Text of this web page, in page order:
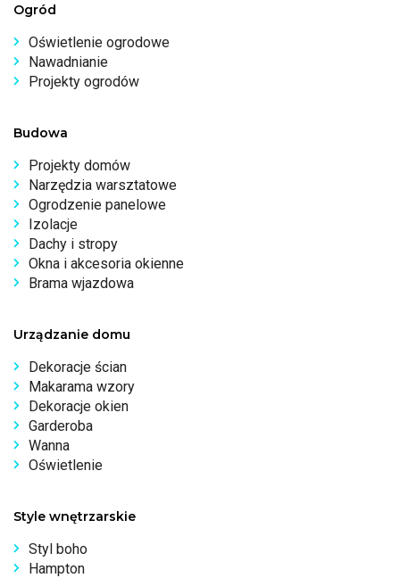
Ogród
Oświetlenie ogrodowe
Nawadnianie
Projekty ogrodów
Budowa
Projekty domów
Narzędzia warsztatowe
Ogrodzenie panelowe
Izolacje
Dachy i stropy
Okna i akcesoria okienne
Brama wjazdowa
Urządzanie domu
Dekoracje ścian
Makarama wzory
Dekoracje okien
Garderoba
Wanna
Oświetlenie
Style wnętrzarskie
Styl boho
Hampton